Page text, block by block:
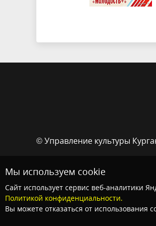
© Управление культуры
Мы используем cookie
Сайт использует сервис веб-аналитики
Политикой конфиденциальности.
Вы можете отказаться от использования